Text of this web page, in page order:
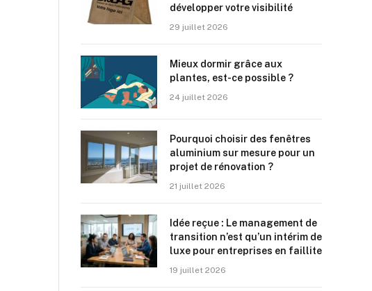
développer votre visibilité
29 juillet 2026
Mieux dormir grâce aux
plantes, est-ce possible ?
24 juillet 2026
Pourquoi choisir des fenêtres
aluminium sur mesure pour un
projet de rénovation ?
21 juillet 2026
Idée reçue : Le management de
transition n’est qu’un intérim de
luxe pour entreprises en faillite
19 juillet 2026